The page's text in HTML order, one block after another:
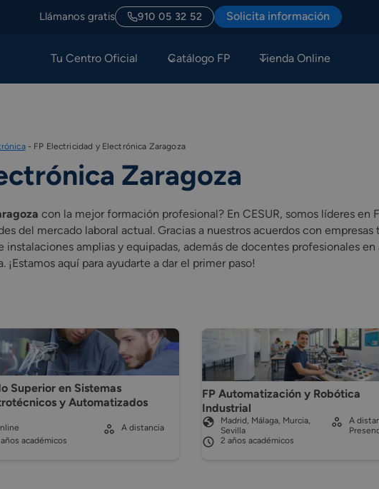
Llámanos gratis 910 05 32 52 Solicita información
Tu Centro Oficial Catálogo FP Tienda Online
- FP Electricidad y Electrónica Zaragoza
Zaragoza
con la mejor formación profesional? En CESUR, somos líderes en
del mercado laboral actual. Gracias a nuestros acuerdos con
amplias y equipadas, además de docentes profesionales
aquí para ayudarte a dar el primer paso!
Superior en Sistemas
y Automatizados
académicos
A distancia
FP Automatización y Robótica
Industrial
Madrid, Málaga, Murcia,
Sevilla
2 años académicos
A